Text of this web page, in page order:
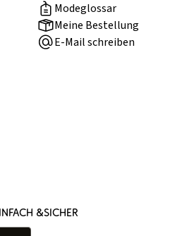
Modeglossar
Meine Bestellung
E-Mail schreiben
&SICHER